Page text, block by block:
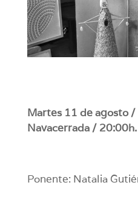
Martes 11 de agosto /
Navacerrada / 20:00h.
Ponente: Natalia